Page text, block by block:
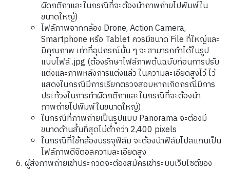
ผิดกติกาและในกรณีที่จะต้องนำภาพถ่ายไปพิมพ์ใน
ขนาดใหญ่)
ไฟล์ภาพจากกล้อง Drone, Action Camera,
Smartphone หรือ Tablet ควรมีขนาด File ที่ใหญ่และ
มีคุณภาพ เท่าที่อุปกรณ์นั้น ๆ จะสามารถทำได้ในรูป
แบบไฟล์ .jpg (ต้องรักษาไฟล์ภาพต้นฉบับก่อนการปรับ
แต่งและภาพหลังการแต่งแล้ว ในความละเอียดสูงไว้ ไว้
แสดงในกรณีมีการเรียกตรวจสอบหากเกิดกรณีมีการ
ประท้วงในการทำผิดกติกาและในกรณีที่จะต้องนำ
ภาพถ่ายไปพิมพ์ในขนาดใหญ่)
ในกรณีที่ภาพถ่ายเป็นรูปแบบ Panorama จะต้องมี
ขนาดด้านสั้นที่สุดไม่ต่ำกว่า 2,400 pixels
ในกรณีที่ใช้กล้องบรรจุฟิล์ม จะต้องนําฟิล์มไปสแกนเป็น
ไฟล์ภาพดิจิตอลความละเอียดสูง
ผู้ส่งภาพถ่ายเข้าประกวดจะต้องสมัครเข้าระบบเว็บไซต์ของ